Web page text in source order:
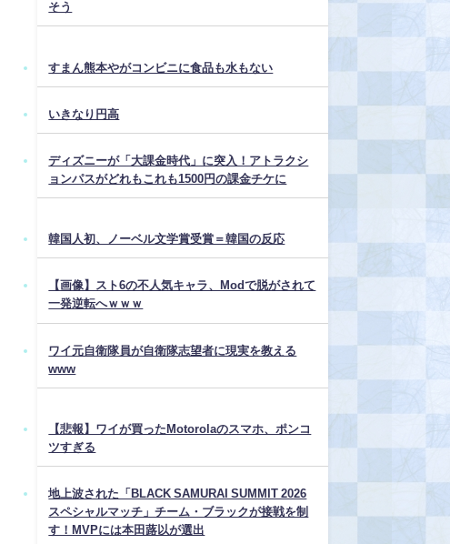
そう
すまん熊本やがコンビニに食品も水もない
いきなり円高
ディズニーが「大課金時代」に突入！アトラクシ
ョンパスがどれもこれも1500円の課金チケに
韓国人初、ノーベル文学賞受賞＝韓国の反応
【画像】スト6の不人気キャラ、Modで脱がされて
一発逆転へｗｗｗ
ワイ元自衛隊員が自衛隊志望者に現実を教える
www
【悲報】ワイが買ったMotorolaのスマホ、ポンコ
ツすぎる
地上波された「BLACK SAMURAI SUMMIT 2026
スペシャルマッチ」チーム・ブラックが接戦を制
す！MVPには本田蕗以が選出